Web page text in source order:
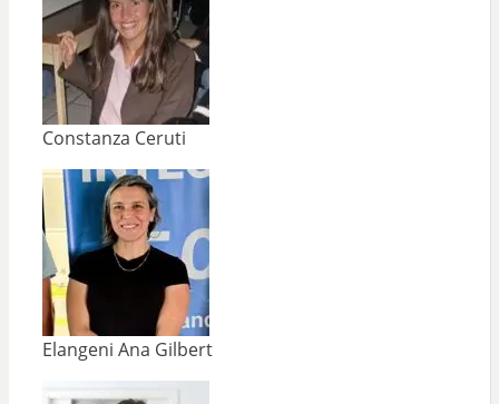
Constanza Ceruti
Elangeni Ana Gilbert